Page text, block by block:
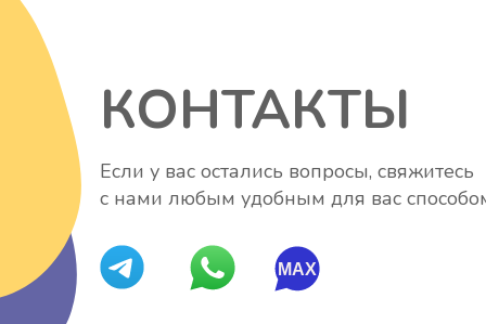
КОНТАКТЫ
М
MAX
Если у вас остались вопросы, свяжитесь
с нами любым удобным для вас